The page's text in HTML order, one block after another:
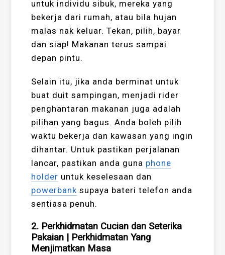
untuk individu sibuk, mereka yang
bekerja dari rumah, atau bila hujan
malas nak keluar. Tekan, pilih, bayar
dan siap! Makanan terus sampai
depan pintu.
Selain itu, jika anda berminat untuk
buat duit sampingan, menjadi rider
penghantaran makanan juga adalah
pilihan yang bagus. Anda boleh pilih
waktu bekerja dan kawasan yang ingin
dihantar. Untuk pastikan perjalanan
lancar, pastikan anda guna phone
holder untuk keselesaan dan
powerbank supaya bateri telefon anda
sentiasa penuh.
2. Perkhidmatan Cucian dan Seterika
Pakaian | Perkhidmatan Yang
Menjimatkan Masa